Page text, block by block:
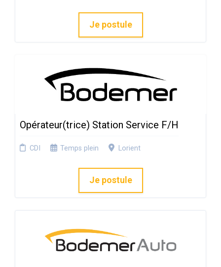
Je postule
Opérateur(trice) Station Service F/H
CDI Temps plein Lorient
Je postule